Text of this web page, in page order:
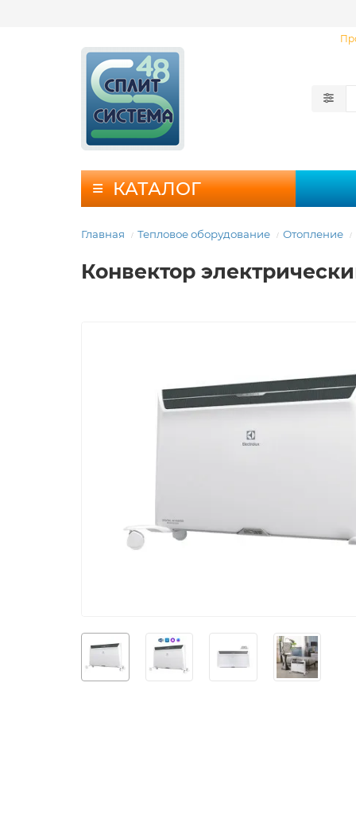
КАТАЛОГ
Главная Тепловое оборудование Отопление
Конвектор